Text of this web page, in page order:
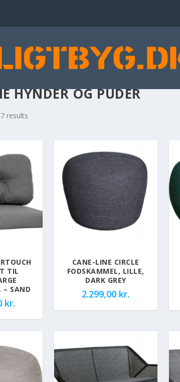
HYNDER OG PUDER
results
TIL
– SAND
kr.
CANE-LINE CIRCLE
FODSKAMMEL, LILLE,
DARK GREY
2.299,00 kr.